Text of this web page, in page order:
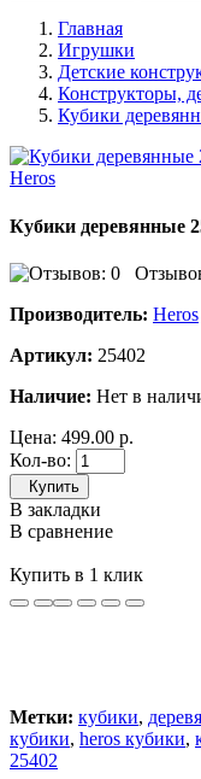
Главная
Игрушки
Детские
Конструкторы,
Кубики
Кубики деревянные
Производитель: Heros
Артикул: 25402
Наличие: Нет в
Цена: 499.00 р.
Кол-во:
Купить
В закладки
В сравнение
Купить в 1 клик
Метки: кубики,
кубики, heros кубики,
25402